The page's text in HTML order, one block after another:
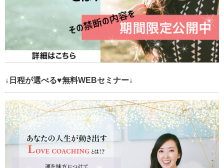
↓日程が選べる♥無料WEBセミナー↓